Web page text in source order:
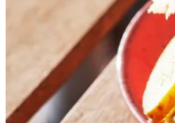
augurkenschijven
Dit heb je nodig